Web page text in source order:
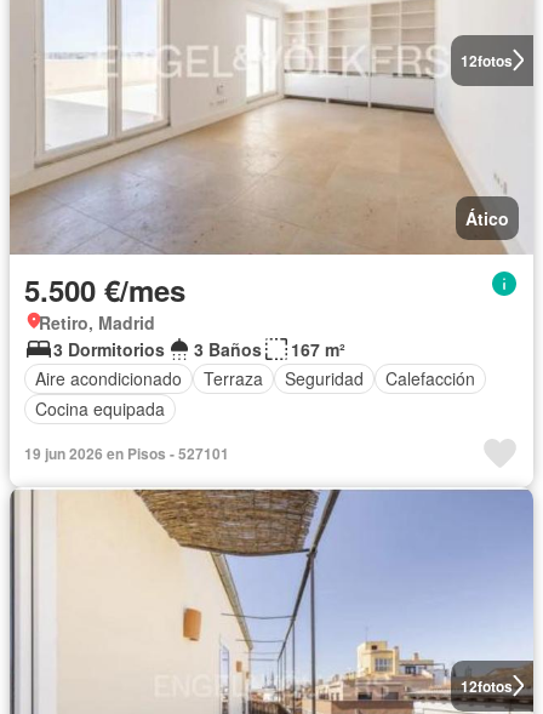
12fotos
Ático
5.500 €/mes
Retiro, Madrid
3 Dormitorios
3 Baños
167 m²
Aire acondicionado
Terraza Seguridad
Calefacción
Cocina equipada
19 jun 2026 en Pisos - 527101
12fotos